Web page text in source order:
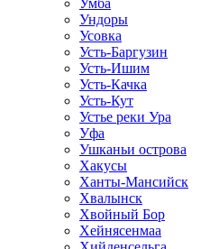
Умба
Ундоры
Усовка
Усть-Баргузин
Усть-Ишим
Усть-Качка
Усть-Кут
Устье реки Ура
Уфа
Ушканьи острова
Хакусы
Ханты-Мансийск
Хвалынск
Хвойный Бор
Хейнясенмаа